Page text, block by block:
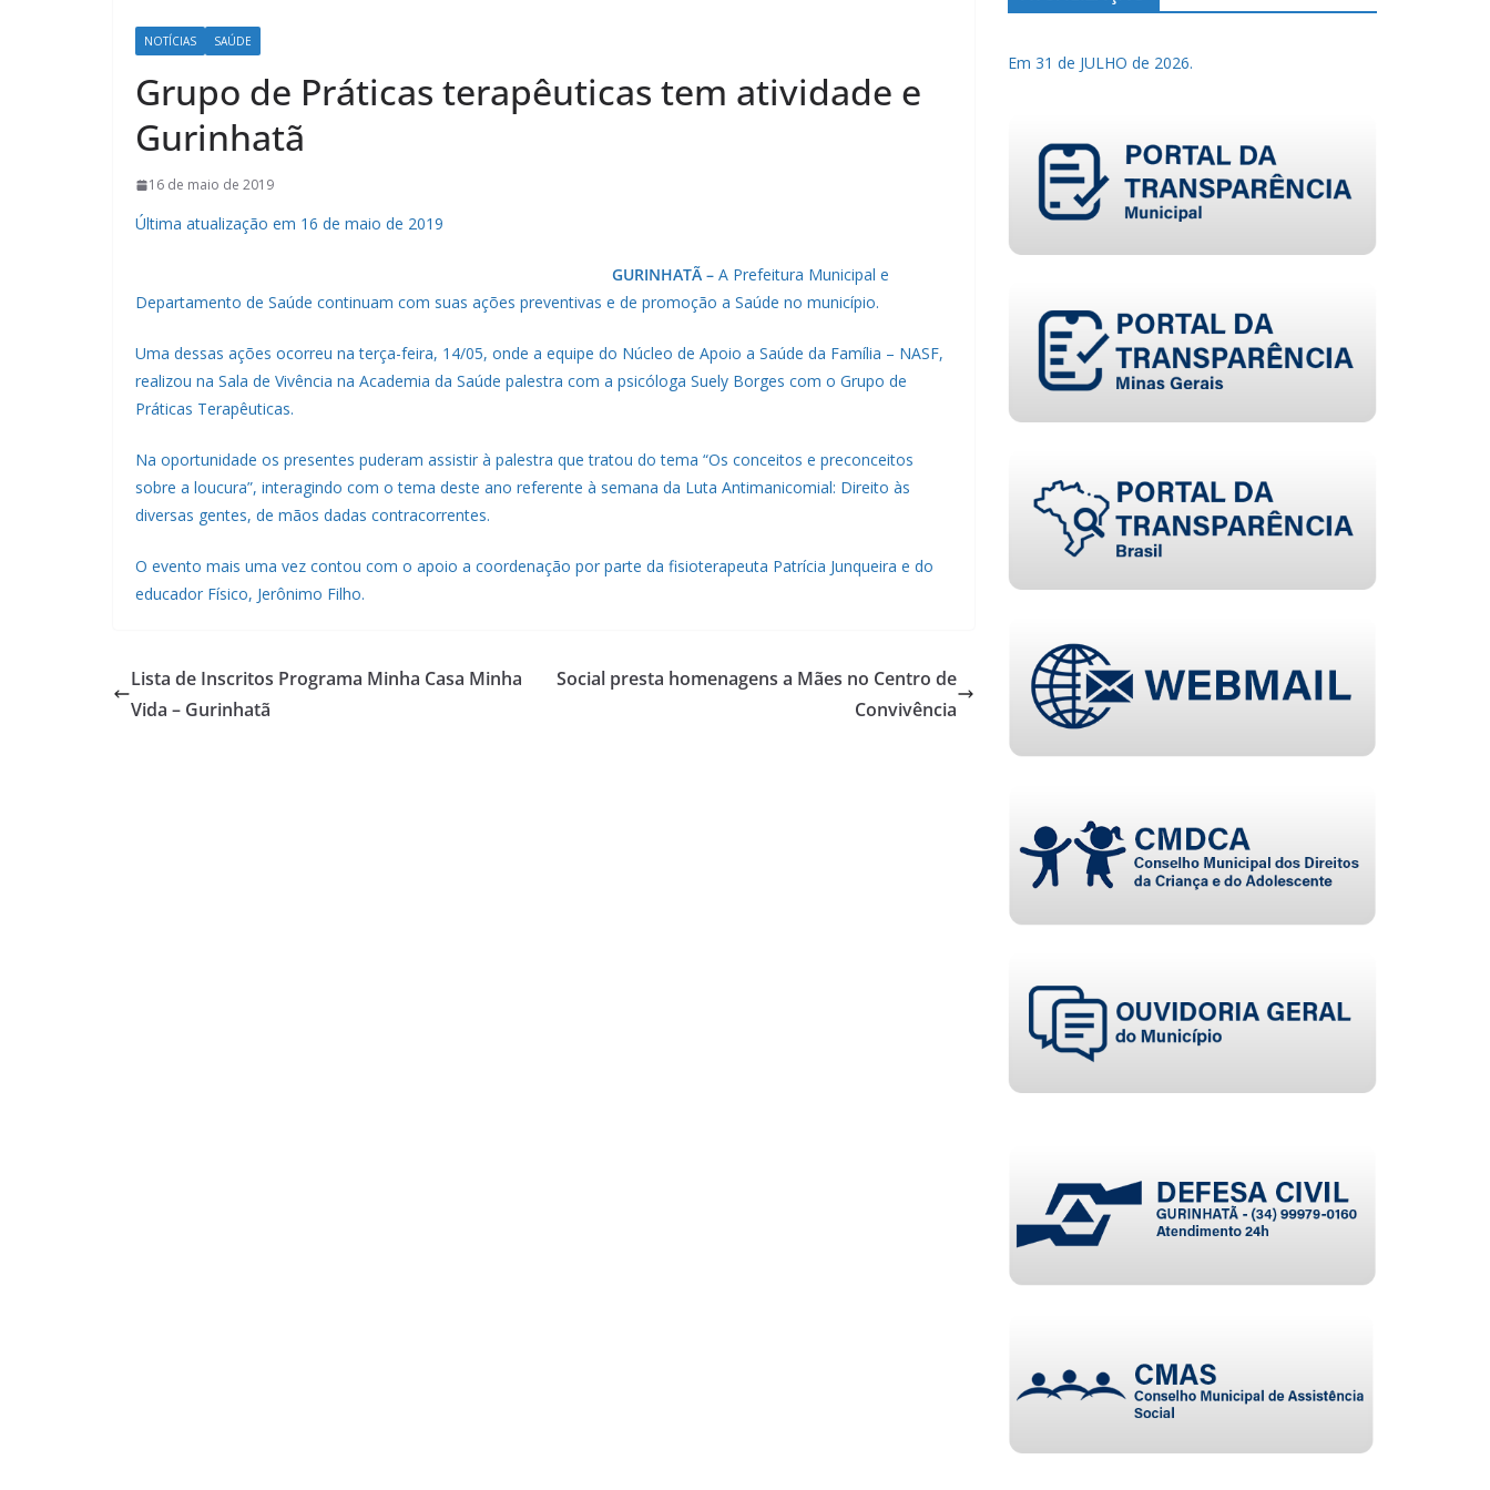
NOTÍCIAS SAÚDE
Grupo de Práticas terapêuticas tem atividade e
Gurinhatã
16 de maio de 2019
Última atualização em 16 de maio de 2019
GURINHATÃ – A Prefeitura Municipal e
Departamento de Saúde continuam com suas ações preventivas e de promoção a Saúde no município.
Uma dessas ações ocorreu na terça-feira, 14/05, onde a equipe do Núcleo de Apoio a Saúde da Família – NASF,
realizou na Sala de Vivência na Academia da Saúde palestra com a psicóloga Suely Borges com o Grupo de
Práticas Terapêuticas.
Na oportunidade os presentes puderam assistir à palestra que tratou do tema “Os conceitos e preconceitos
sobre a loucura”, interagindo com o tema deste ano referente à semana da Luta Antimanicomial: Direito às
diversas gentes, de mãos dadas contracorrentes.
O evento mais uma vez contou com o apoio a coordenação por parte da fisioterapeuta Patrícia Junqueira e do
educador Físico, Jerônimo Filho.
Lista de Inscritos Programa Minha Casa Minha
Vida – Gurinhatã
Social presta homenagens a Mães no Centro de
Convivência
Em 31 de JULHO de 2026.